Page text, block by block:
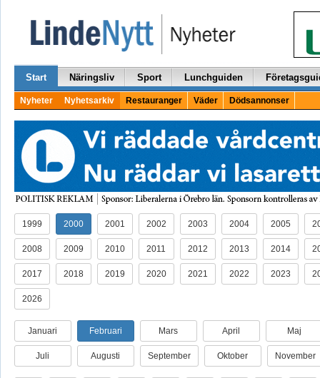
Start Näringsliv Sport Lunchguiden
Nyheter Nyhetsarkiv Restauranger Väder Dödsannonser
1999 2000 2001 2002 2003 2004 2005
2008 2009 2010 2011 2012 2013 2014
2017 2018 2019 2020 2021 2022 2023
2026
Januari Februari Mars April Maj
Juli Augusti September Oktober November